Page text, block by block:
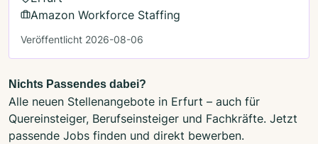
Amazon Workforce Staffing
Veröffentlicht 2026-08-06
Nichts Passendes dabei?
Alle neuen Stellenangebote in Erfurt – auch für
Quereinsteiger, Berufseinsteiger und Fachkräfte. Jetzt
passende Jobs finden und direkt bewerben.